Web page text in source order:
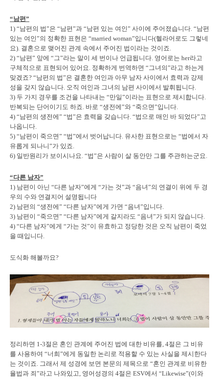
“남편”
1) “남편의 법”은 “남편”과 “남편 있는 여인” 사이에 주어졌습니다. “남편
있는 여인”의 정확한 표현은 “married woman”입니다(헬라어로도 그렇네
요). 결혼으로 맺어진 관계 속에서 주어진 법이라는 것이죠.
2) “남편” 앞에 “그”라는 말이 세 번이나 언급됩니다. 영어로는 her라고
구체적으로 표현되어 있어요. 정확하게 번역하면 “그녀의”라고 하는게
맞겠죠? “남편의 법”은 결혼한 여인과 아무 남자 사이에서 효력과 강제
성을 갖지 않습니다. 오직 여인과 그녀의 남편 사이에서 발휘됩니다.
3) 두 가지 경우를 조건을 나타내는 “만일”이라는 표현으로 제시합니다.
반복되는 단어이기도 하죠. 바로 “생전에”와 “죽으면”입니다.
4) “남편의 생전에” “법”은 효력을 갖습니다. “법으로 매인 바 되었다”고
나옵니다.
5) “남편이 죽으면” “법”에서 벗어납니다. 유사한 표현으로는 “법에서 자
유롭게 되나니”가 있죠.
6) 일반원리가 보이시나요. “법”은 사람이 살 동안만 그를 주관하는군요.
“다른 남자”
1) 남편이 아닌 “다른 남자”에게 “가는 것”과 “음녀”의 연결이 위에 두 경
우의 수와 연결지어 설명됩니다
2) 남편의 “생전에” “다른 남자”에게 가면 “음녀”입니다.
3) 남편이 “죽으면” “다른 남자”에게 갈지라도 “음녀”가 되지 않습니다.
4) “다른 남자”에게 “가는 것”이 유효하고 정당한 것은 오직 남편이 죽었
을 때입니다.
도식화 해볼까요?
정리하면 1-3절은 혼인 관계에 주어진 법에 대한 비유를, 4절은 그 비유
를 사용하여 “너희”에게 동일한 논리로 적용할 수 있는 사실을 제시한다
는 것이죠. 그래서 제 성경에 보면 본문의 제목으로 “혼인 관계로 비유한
율법과 죄”라고 나와있고, 영어성경의 4절은 ESV에서 “Likewise”(이와